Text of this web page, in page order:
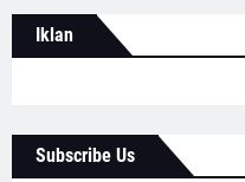
Iklan
Subscribe Us